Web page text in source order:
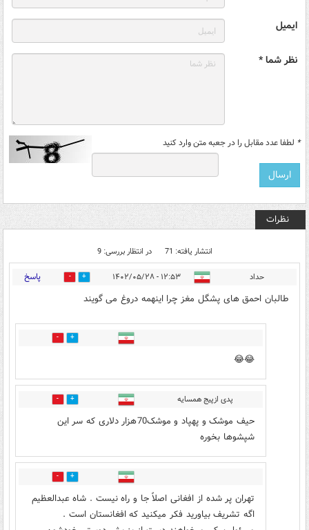
ایمیل
نظر شما *
* لطفا عدد مقابل را در جعبه متن وارد کنید
نظرات
انتشار یافته: 71 در انتظار بررسی: 9
حداد ۱۲:۵۳ - ۱۴۰۲/۰۵/۲۸ 57 پاسخ
طالبان احمق های پشگل مغز چرا اینهمه دروغ می گویند
2
😂😂
پدی ازپیج همسایه 6
حیف موشک و پهپاد و موشک70هزار دلاری که سر این
شپشوها بخوره
12
تهران پر شده از افغانی اصلاً جا و راه نیست . شاه عبدالعظیم
اگه تشریف بیاورید فکر میکنید که افغانستان است .